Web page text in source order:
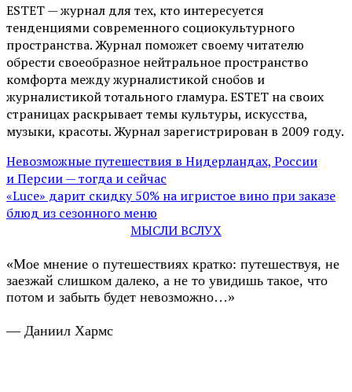
ESTET — журнал для тех, кто интересуeтся
тенденциями современного социокультурного
пространства. Журнал поможет своему читателю
обрести своеобразное нейтральное пространство
комфорта между журналистикой снобов и
журналистикой тотального гламура. ESTET на своих
страницах раскрывает темы культуры, искусства,
музыки, красоты. Журнал зарегистрирован в 2009 году.
Невозможные путешествия в Нидерландах, России
и Персии — тогда и сейчас
«Luce» дарит скидку 50% на игристое вино при заказе
блюд из сезонного меню
МЫСЛИ ВСЛУХ
«Мое мнение о путешествиях кратко: путешествуя, не
заезжай слишком далеко, а не то увидишь такое, что
потом и забыть будет невозможно…»
— Даниил Хармс